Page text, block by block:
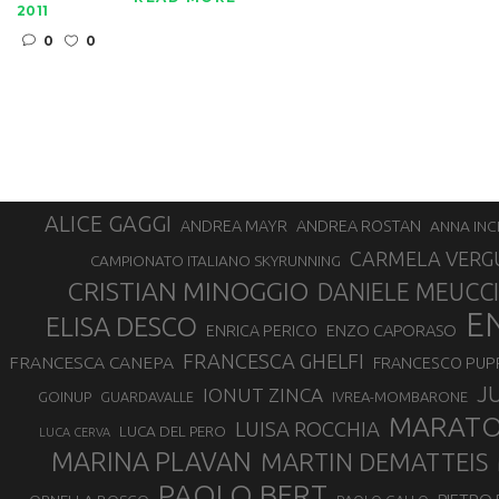
2011
0
0
ALICE GAGGI ANDREA MAYR ANDREA ROSTAN ANNA
CAMPIONATO ITALIANO SKYRUNNING CARMELA
CRISTIAN MINOGGIO DANIELE MEUCCI
ELISA DESCO ENRICA PERICO ENZO CAPORASO
FRANCESCA CANEPA FRANCESCA GHELFI FRANCESCO
GOINUP GUARDAVALLE IONUT ZINCA IVREA-MOMBARONE
LUCA CERVA LUCA DEL PERO LUISA ROCCHIA
MARINA PLAVAN MARTIN DEMATTEIS